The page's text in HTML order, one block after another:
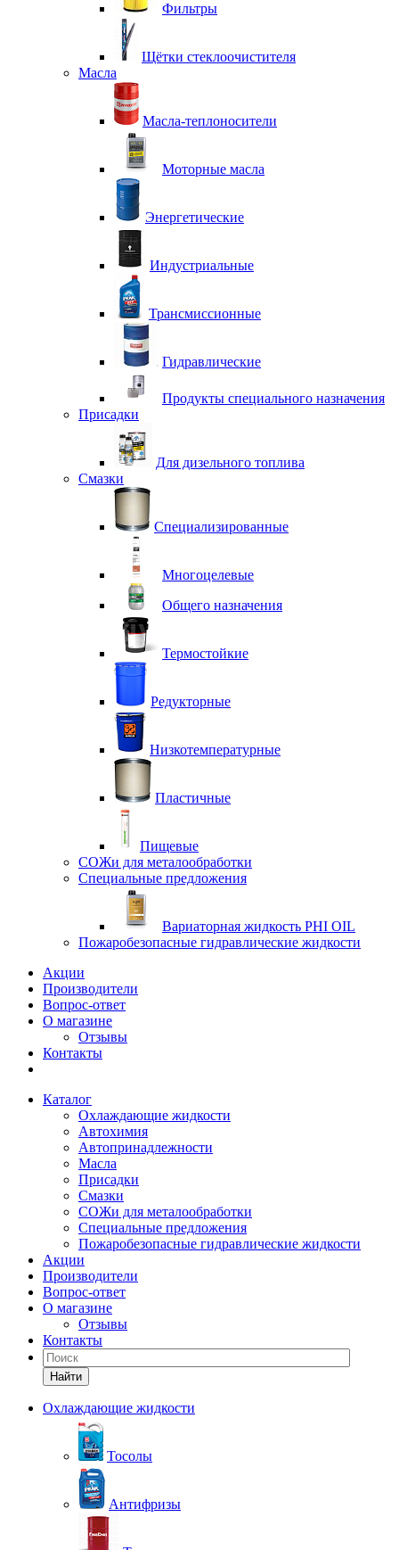
Фильтры
Щётки стеклоочистителя
Масла
Масла-теплоносители
Моторные масла
Энергетические
Индустриальные
Трансмиссионные
Гидравлические
Продукты специального назначения
Присадки
Для дизельного топлива
Смазки
Специализированные
Многоцелевые
Общего назначения
Термостойкие
Редукторные
Низкотемпературные
Пластичные
Пищевые
СОЖи для металообработки
Специальные предложения
Вариаторная жидкость PHI OIL
Пожаробезопасные гидравлические жидкости
Акции
Производители
Вопрос-ответ
О магазине
Отзывы
Контакты
Каталог
Охлаждающие жидкости
Автохимия
Автопринадлежности
Масла
Присадки
Смазки
СОЖи для металообработки
Специальные предложения
Пожаробезопасные гидравлические жидкости
Акции
Производители
Вопрос-ответ
О магазине
Отзывы
Контакты
Найти
Охлаждающие жидкости
Тосолы
Антифризы